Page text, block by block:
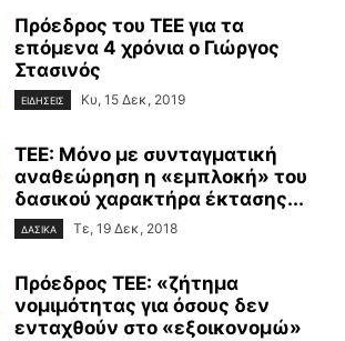
Πρόεδρος του ΤΕΕ για τα
επόμενα 4 χρόνια ο Γιώργος
Στασινός
ΕΙΔΗΣΕΙΣ Κυ, 15 Δεκ, 2019
ΤΕΕ: Μόνο με συνταγματική
αναθεώρηση η «εμπλοκή» του
δασικού χαρακτήρα έκτασης...
ΔΑΣΙΚΑ Τε, 19 Δεκ, 2018
Πρόεδρος ΤΕΕ: «ζήτημα
νομιμότητας για όσους δεν
ενταχθούν στο «εξοικονομώ»